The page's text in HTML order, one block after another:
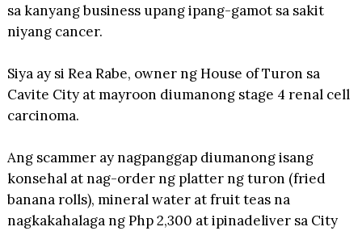
sa kanyang business upang ipang-gamot sa sakit
niyang cancer.
Siya ay si Rea Rabe, owner ng House of Turon sa
Cavite City at mayroon diumanong stage 4 renal cell
carcinoma.
Ang scammer ay nagpanggap diumanong isang
konsehal at nag-order ng platter ng turon (fried
banana rolls), mineral water at fruit teas na
nagkakahalaga ng Php 2,300 at ipinadeliver sa City